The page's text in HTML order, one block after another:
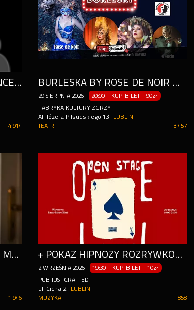
KĄPIEL W DŹWIĘKACH - KONCERT GONGÓW I MIS RIMY SADURSKIEJ
4 914
BURLESKA BY ROSE DE NOIR W FABRYCE KULTURY ZGRZYT
29 SIERPNIA 2026 - 20:00 | KUP-BILET | 90zł
FABRYKA KULTURY ZGRZYT
Al. Józefa Piłsudskiego 13
LUBLIN
3 457
TEATR
TESTY NOWEGO MATERIAŁU MOJA TAJEMNICA
1 946
+ POKAZ HIPNOZY ROZRYWKOWEJ
2 WRZEŚNIA 2026 - 19:30 | KUP-BILET | 10zł
PUB JUST CRAFTED
ul. Cicha 2
LUBLIN
858
MUZYKA